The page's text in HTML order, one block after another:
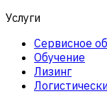
Услуги
Сервисное
Обучение
Лизинг